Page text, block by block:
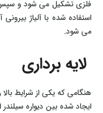
فلزی تشکیل می شود و سپس
استفاده شده با آلیاژ
می شود.
لایه برداری
هنگامی که یکی از شرایط
ایجاد شده بین دیواره